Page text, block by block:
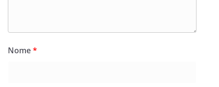
Nome*